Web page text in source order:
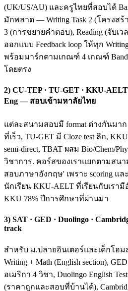
(UK/US/AU) และครูไทยที่สอบได้
มักพลาด — Writing Task 2 (โครงสร้า
3 (การขยายคำตอบ), Reading (จับเว
ออกแบบ Feedback loop ให้ทุก
พร้อมมาร์กตามเกณฑ์ 4 เกณฑ์ Band
โดยตรง
2) CU-TEP · TU-GET · KKU-
Eng — สอบเข้ามหาลัยไทย
แต่ละสนามสอบมี format ต่างกันมาก
ที่เร็ว, TU-GET มี Cloze test ลึก,
semi-direct, TBAT ผสม Bio/Chem/
วิชาการ. คอร์สของเราแยกตามสน
สอบภาษาอังกฤษ' เพราะ scoring แล
นักเรียน KKU-AELT ที่เรียนกับเรา
KKU 78% ปีการศึกษาที่ผ่านมา
3) SAT · GED · Duolingo ·
track
สำหรับ ม.ปลายอินเตอร์และเด็กโฮม
Writing + Math (English section),
อเมริกา 4 วิชา, Duolingo English
(ราคาถูกและสอบที่บ้านได้),